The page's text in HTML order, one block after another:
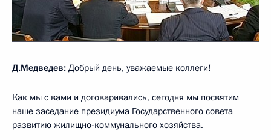
Д.Медведев: Добрый день, уважаемые коллеги!
Как мы с вами и договаривались, сегодня мы посвятим
наше заседание президиума Государственного совета
развитию жилищно-коммунального хозяйства.